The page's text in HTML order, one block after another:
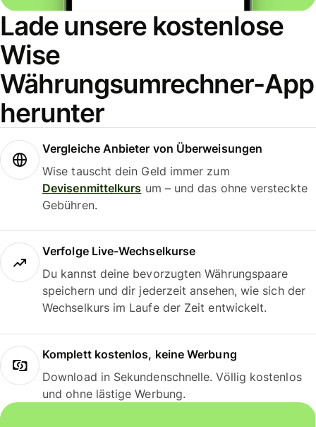
Lade unsere kostenlose
Wise
Währungsumrechner-App
herunter
Vergleiche Anbieter von Überweisungen
Wise tauscht dein Geld immer zum
Devisenmittelkurs um – und das ohne versteckte
Gebühren.
Verfolge Live-Wechselkurse
Du kannst deine bevorzugten Währungspaare
speichern und dir jederzeit ansehen, wie sich der
Wechselkurs im Laufe der Zeit entwickelt.
Komplett kostenlos, keine Werbung
Download in Sekundenschnelle. Völlig kostenlos
und ohne lästige Werbung.